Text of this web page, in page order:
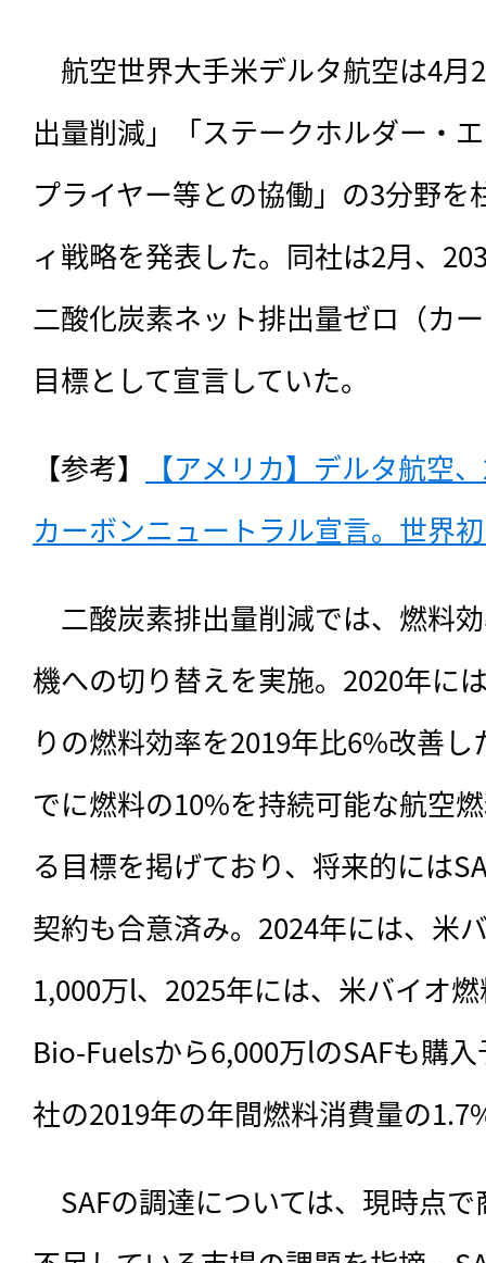
航空世界大手米デルタ航空は4月
出量削減」「ステークホルダー・
プライヤー等との協働」の3分野を
ィ戦略を発表した。同社は2月、
二酸化炭素ネット排出量ゼロ（カ
目標として宣言していた。
【参考】
【アメリカ】デルタ航空
カーボンニュートラル宣言。世界
二酸炭素排出量削減では、 燃料
機への切り替えを実施。2020年に
りの燃料効率を2019年比6%改善
でに燃料の10%を持続可能な航空
る目標を掲げており、将来的には
契約も合意済み。2024年には、米
1,000万l、2025年には、米バイオ
Bio-Fuelsから6,000万lのSAFも購
社の2019年の年間燃料消費量の
SAFの調達については、現時点